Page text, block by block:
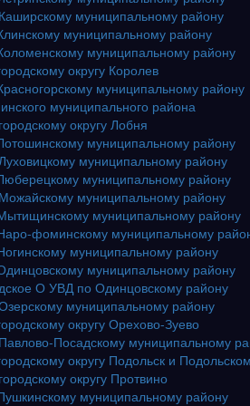
муниципальному району
муниципальному району
муниципальному району
округу Королев
муниципальному району
муниципального района
округу Лобня
муниципальному району
муниципальному району
муниципальному району
муниципальному району
муниципальному району
фоминскому муниципальному
муниципальному району
муниципальному району
О УВД по Одинцовскому району
муниципальному району
округу Орехово-Зуево
Посадскому муниципальному
округу Подольск и
округу Протвино
муниципальному району